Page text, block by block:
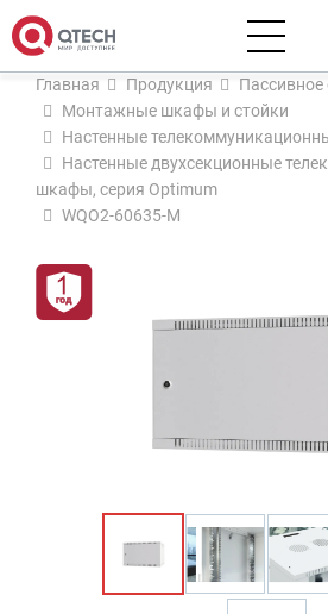
Главная Продукция
Пассивное
Монтажные шкафы и стойки
Настенные
Настенные двухсекционные
шкафы, серия Optimum
WQO2-60635-M